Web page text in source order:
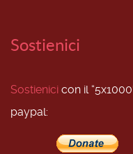
Sostienici
Sostienici con il
paypal: